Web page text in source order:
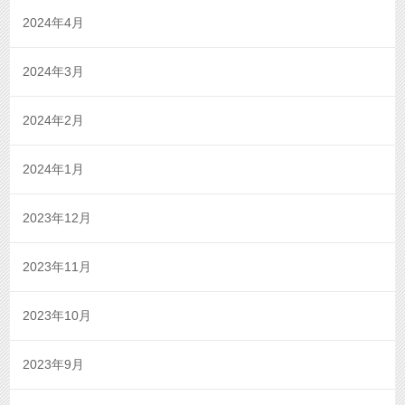
2024年4月
2024年3月
2024年2月
2024年1月
2023年12月
2023年11月
2023年10月
2023年9月